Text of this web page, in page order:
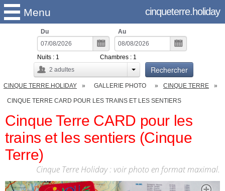
Menu cinqueterre.holiday
Du Au
2 adultes
Nuits : 1 Chambres : 1
Rechercher
CINQUE TERRE.HOLIDAY GALLERIE PHOTO CINQUE TERRE
CINQUE TERRE CARD POUR LES TRAINS ET LES SENTIERS
Cinque Terre CARD pour les
trains et les sentiers (Cinque
Terre)
Cinque Terre Holiday : voir photo en format maximal.